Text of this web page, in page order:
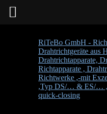
RiTeBo GmbH -
Drahtrichtgeräte aus
Drahtrichtapparate,
Richtapparate ,
Richtwerke ,-mit
,Typ DS/… & ES/… ,
quick-closing